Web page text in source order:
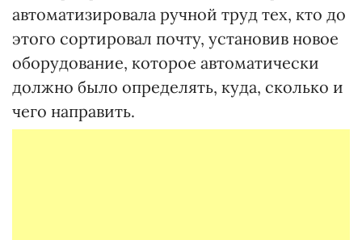
автоматизировала ручной труд тех, кто до
этого сортировал почту, установив новое
оборудование, которое автоматически
должно было определять, куда, сколько и
чего направить.